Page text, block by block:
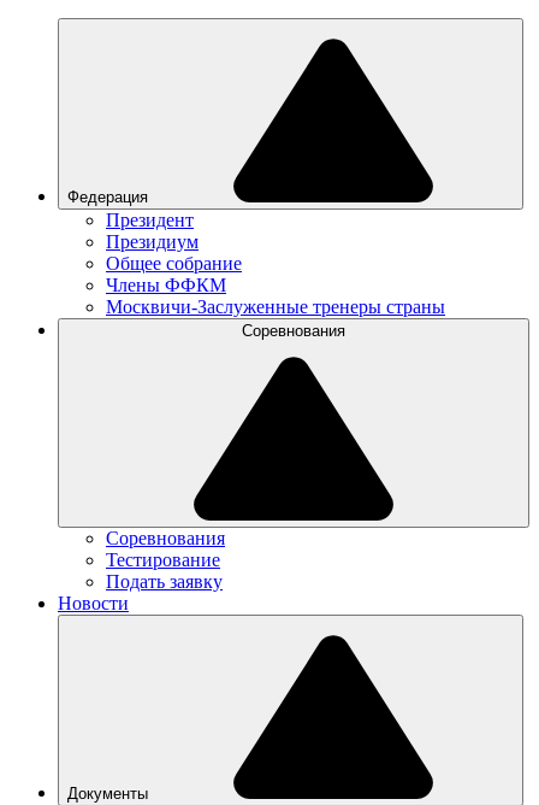
Федерация
Президент
Президиум
Общее собрание
Члены ФФКМ
Москвичи-Заслуженные тренеры страны
Соревнования
Соревнования
Тестирование
Подать заявку
Новости
Документы